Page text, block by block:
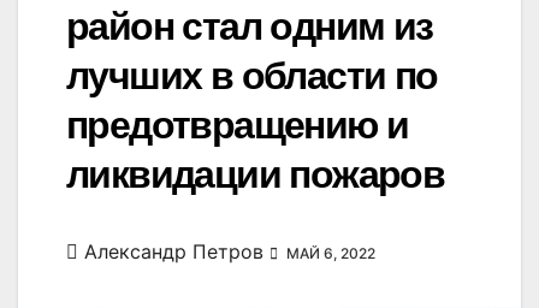
район стал одним из
лучших в области по
предотвращению и
ликвидации пожаров
Александр Петров МАЙ 6, 2022